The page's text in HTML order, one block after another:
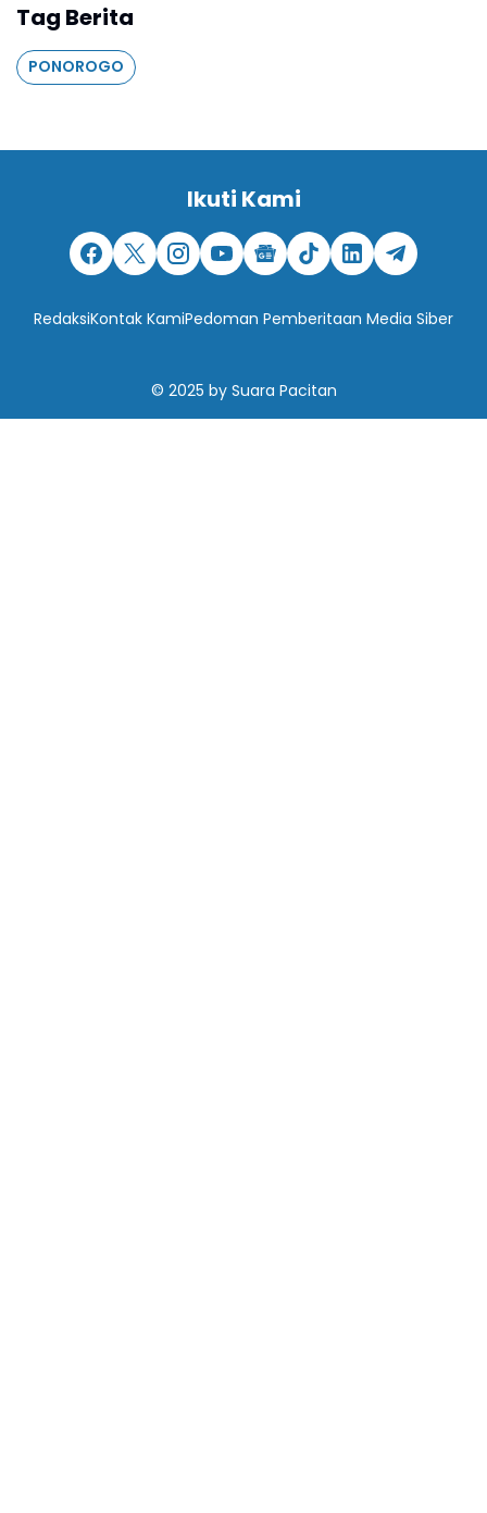
Tag Berita
PONOROGO
Ikuti Kami
RedaksiKontak KamiPedoman Pemberitaan Media Siber
© 2025 by Suara Pacitan